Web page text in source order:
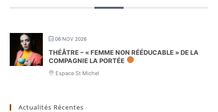
06 NOV 2026
THÉÂTRE – « FEMME NON RÉÉDUCABLE » DE LA
COMPAGNIE LA PORTÉE
Espace St Michel
Actualités Récentes